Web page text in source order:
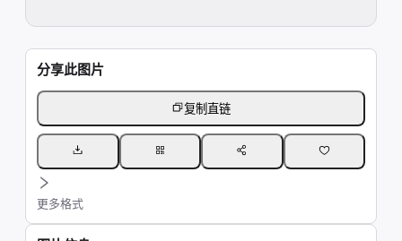
分享此图片
复制直链
更多格式